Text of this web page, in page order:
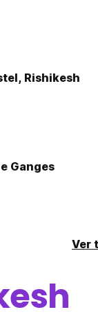
Rishikesh
Ganges
Ver